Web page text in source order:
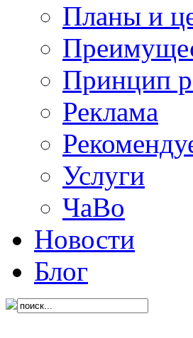
Планы и
Принцип
Реклама
Услуги
ЧаВо
Новости
Блог